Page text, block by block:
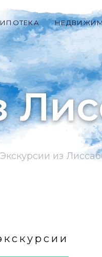
ИПОТЕКА
Экскурсии из